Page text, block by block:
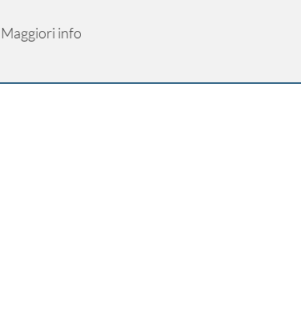
Maggiori info